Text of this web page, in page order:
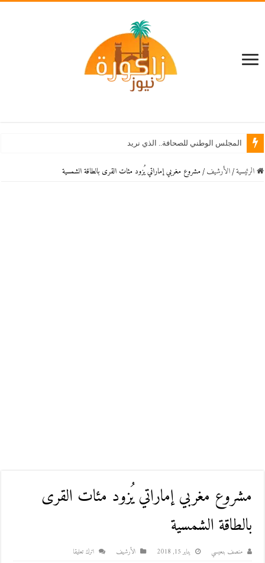
المجلس الوطني للصحافة.. الذي نريد
الرئيسية / اﻷرشيف / مشروع مغربي إماراتي يُزود مئات القرى بالطاقة الشمسية
مشروع مغربي إماراتي يُزود مئات القرى
بالطاقة الشمسية
منصف بنعيسي يناير 15, 2018 اﻷرشيف اترك تعليقا